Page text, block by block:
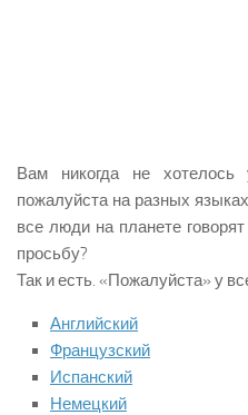
Вам никогда не хотелось
пожалуйста на разных
все люди на планете
просьбу?
Так и есть. «Пожалуйста» у
Английский
Французский
Испанский
Немецкий